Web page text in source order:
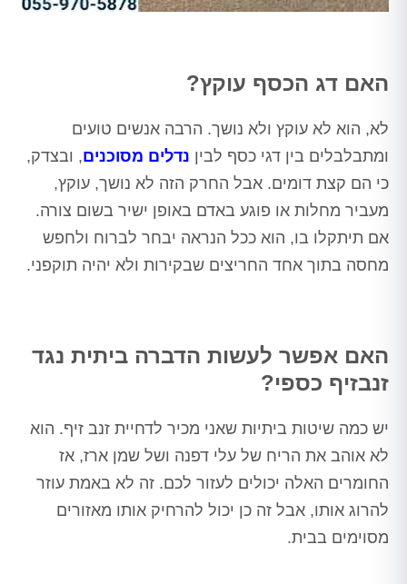
האם דג הכסף עוקץ?
לא, הוא לא עוקץ ולא נושך. הרבה אנשים טועים
ומתבלבלים בין דגי כסף לבין נדלים מסוכנים, ובצדק,
כי הם קצת דומים. אבל החרק הזה לא נושך, עוקץ,
מעביר מחלות או פוגע באדם באופן ישיר בשום צורה.
אם תיתקלו בו, הוא ככל הנראה יבחר לברוח ולחפש
מחסה בתוך אחד החריצים שבקירות ולא יהיה תוקפני.
האם אפשר לעשות הדברה ביתית נגד
זנבזיף כספי?
יש כמה שיטות ביתיות שאני מכיר לדחיית זנב זיף. הוא
לא אוהב את הריח של עלי דפנה ושל שמן ארז, אז
החומרים האלה יכולים לעזור לכם. זה לא באמת עוזר
להרוג אותו, אבל זה כן יכול להרחיק אותו מאזורים
מסוימים בבית.